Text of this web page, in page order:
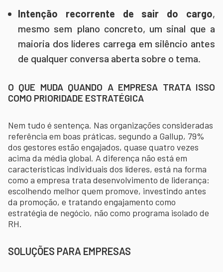
Intenção recorrente de sair do cargo,
mesmo sem plano concreto, um sinal que a
maioria dos líderes carrega em silêncio antes
de qualquer conversa aberta sobre o tema.
O QUE MUDA QUANDO A EMPRESA TRATA ISSO
COMO PRIORIDADE ESTRATÉGICA
Nem tudo é sentença. Nas organizações consideradas
referência em boas práticas, segundo a Gallup, 79%
dos gestores estão engajados, quase quatro vezes
acima da média global. A diferença não está em
características individuais dos líderes, está na forma
como a empresa trata desenvolvimento de liderança:
escolhendo melhor quem promove, investindo antes
da promoção, e tratando engajamento como
estratégia de negócio, não como programa isolado de
RH.
SOLUÇÕES PARA EMPRESAS